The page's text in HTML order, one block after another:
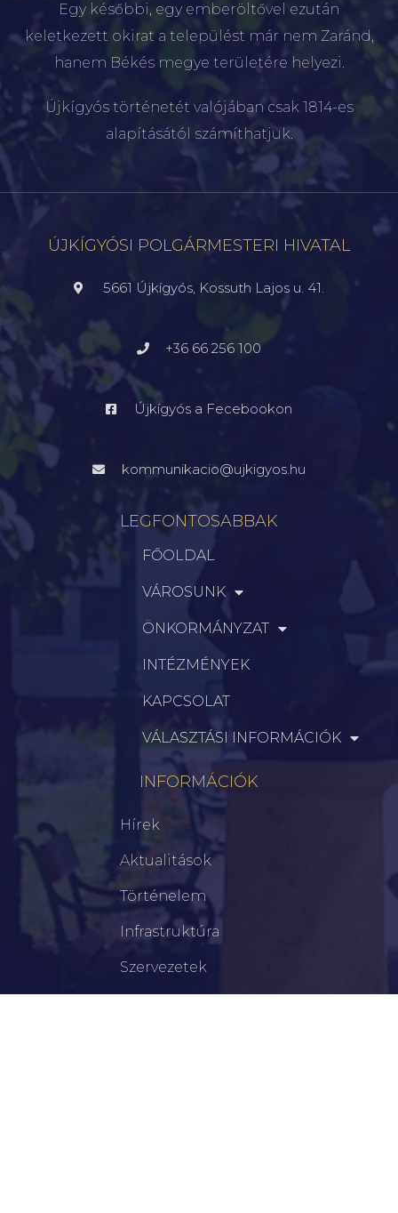
Egy későbbi, egy emberöltővel ezután
keletkezett okirat a települést már nem Zaránd,
hanem Békés megye területére helyezi.
Újkígyós történetét valójában csak 1814-es
alapításától számíthatjuk.
ÚJKÍGYÓSI POLGÁRMESTERI HIVATAL
5661 Újkígyós, Kossuth Lajos u. 41.
+36 66 256 100
Újkígyós a Fecebookon
kommunikacio@ujkigyos.hu
LEGFONTOSABBAK
FŐOLDAL
VÁROSUNK
ÖNKORMÁNYZAT
INTÉZMÉNYEK
KAPCSOLAT
VÁLASZTÁSI INFORMÁCIÓK
INFORMÁCIÓK
Hírek
Aktualitások
Történelem
Infrastruktúra
Szervezetek